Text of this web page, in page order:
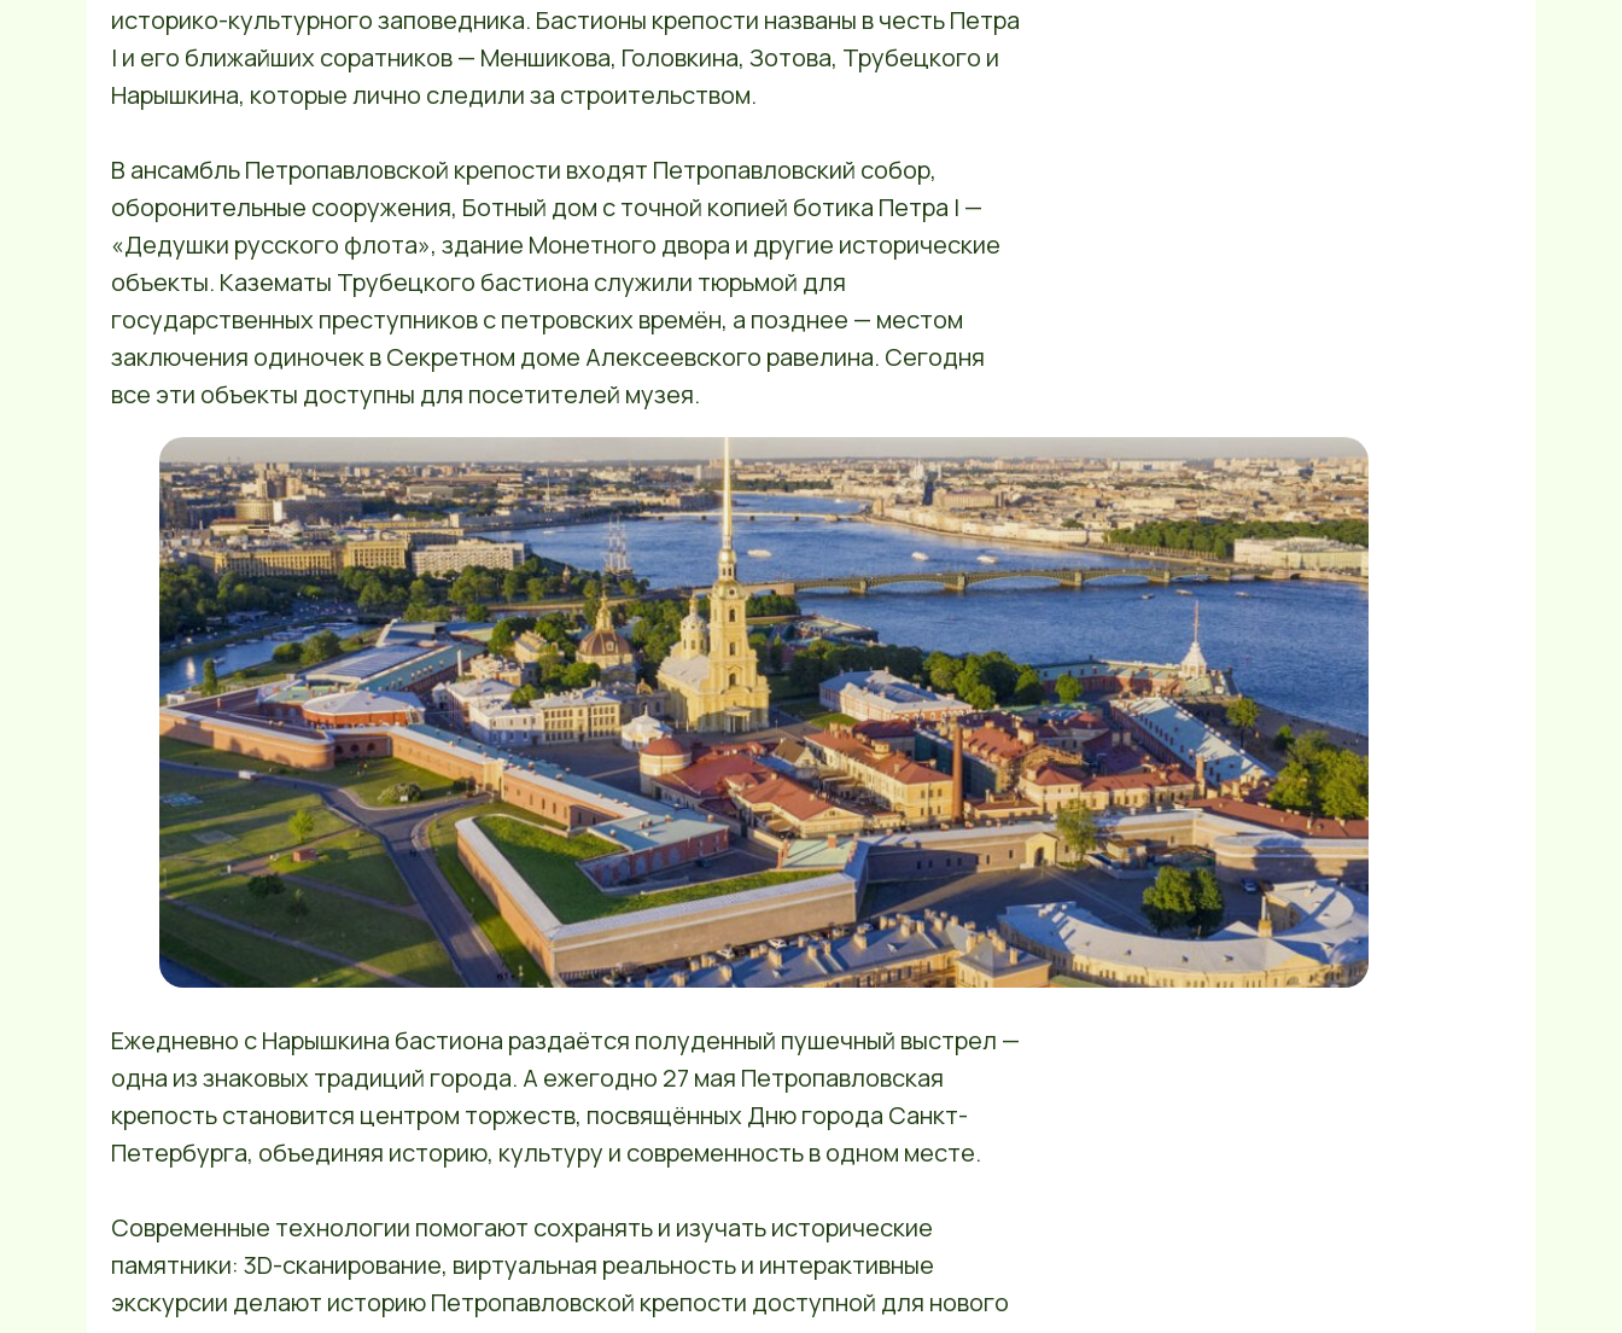
историко-культурного заповедника. Бастионы крепости названы в честь Петра
I и его ближайших соратников — Меншикова, Головкина, Зотова, Трубецкого и
Нарышкина, которые лично следили за строительством.
В ансамбль Петропавловской крепости входят Петропавловский собор,
оборонительные сооружения, Ботный дом с точной копией ботика Петра I —
«Дедушки русского флота», здание Монетного двора и другие исторические
объекты. Казематы Трубецкого бастиона служили тюрьмой для
государственных преступников с петровских времён, а позднее — местом
заключения одиночек в Секретном доме Алексеевского равелина. Сегодня
все эти объекты доступны для посетителей музея.
Ежедневно с Нарышкина бастиона раздаётся полуденный пушечный выстрел —
одна из знаковых традиций города. А ежегодно 27 мая Петропавловская
крепость становится центром торжеств, посвящённых Дню города Санкт-
Петербурга, объединяя историю, культуру и современность в одном месте.
Современные технологии помогают сохранять и изучать исторические
памятники: 3D-сканирование, виртуальная реальность и интерактивные
экскурсии делают историю Петропавловской крепости доступной для нового